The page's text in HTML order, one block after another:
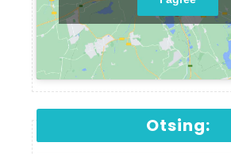
Otsing: